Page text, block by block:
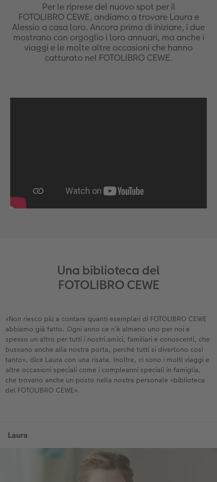
Per le riprese del nuovo spot per il
FOTOLIBRO CEWE, andiamo a trovare Laura e
Alessio a casa loro. Ancora prima di iniziare, i due
mostrano con orgoglio i loro annuari, ma anche i
viaggi e le molte altre occasioni che hanno
catturato nel FOTOLIBRO CEWE.
Una biblioteca del
FOTOLIBRO CEWE
«Non riesco più a contare quanti esemplari di FOTOLIBRO CEWE
abbiamo già fatto. Ogni anno ce n’è almeno uno per noi e
spesso un altro per tutti i nostri amici, familiari e conoscenti, che
bussano anche alla nostra porta, perché tutti si divertono così
tanto», dice Laura con una risata. Inoltre, ci sono i molti viaggi e
altre occasioni speciali come i compleanni speciali in famiglia,
che trovano anche un posto nella nostra personale «biblioteca
del FOTOLIBRO CEWE».